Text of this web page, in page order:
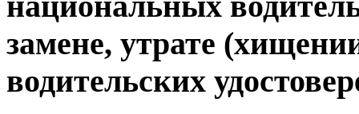
замене, утрате
водительских